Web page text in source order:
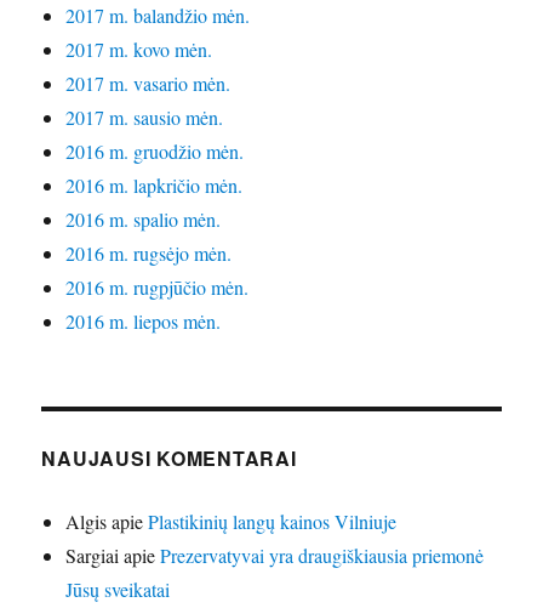
2017 m. balandžio mėn.
2017 m. kovo mėn.
2017 m. vasario mėn.
2017 m. sausio mėn.
2016 m. gruodžio mėn.
2016 m. lapkričio mėn.
2016 m. spalio mėn.
2016 m. rugsėjo mėn.
2016 m. rugpjūčio mėn.
2016 m. liepos mėn.
NAUJAUSI KOMENTARAI
AlgisapiePlastikinių langų kainos Vilniuje
Sargiai apiePrezervatyvai yra draugiškiausia priemonė
Jūsų sveikatai